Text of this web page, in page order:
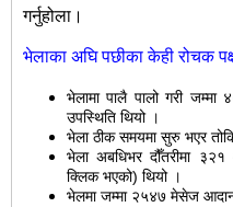
गर्नुहोला।
भेलाका अघि पछीका केही रोचक
भेलामा पालै पालो गरी
उपस्थिति थियो ।
भेला ठीक समयमा सुरु भएर
भेला अबधिभर दौँतरीमा
क्लिक भएको) थियो ।
भेलमा जम्मा २५४७ मेसेज